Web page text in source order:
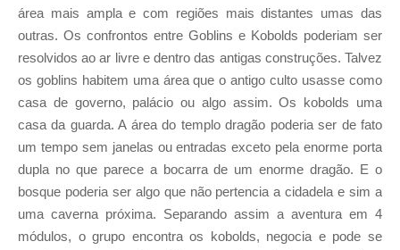
área mais ampla e com regiões mais distantes umas das
outras. Os confrontos entre Goblins e Kobolds poderiam ser
resolvidos ao ar livre e dentro das antigas construções. Talvez
os goblins habitem uma área que o antigo culto usasse como
casa de governo, palácio ou algo assim. Os kobolds uma
casa da guarda. A área do templo dragão poderia ser de fato
um tempo sem janelas ou entradas exceto pela enorme porta
dupla no que parece a bocarra de um enorme dragão. E o
bosque poderia ser algo que não pertencia a cidadela e sim a
uma caverna próxima. Separando assim a aventura em 4
módulos, o grupo encontra os kobolds, negocia e pode se